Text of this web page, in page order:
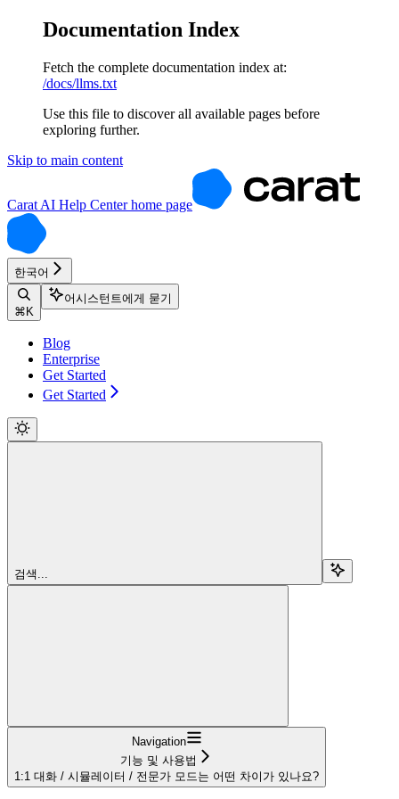
Documentation Index
Fetch the complete documentation index at:
/docs/llms.txt
Use this file to discover all available pages before
exploring further.
Skip to main content
Carat AI Help Centerhome page
한국어
⌘ K
어시스턴트에게 묻기
Blog
Enterprise
Get Started
Get Started
검색...
Navigation
기능 및 사용법
1:1 대화 / 시뮬레이터 / 전문가 모드는 어떤 차이가 있나요?